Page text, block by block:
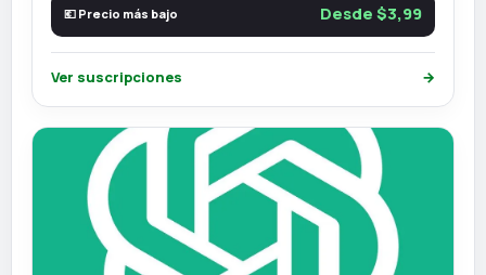
💶 Precio más bajo Desde $3,99
Ver suscripciones →